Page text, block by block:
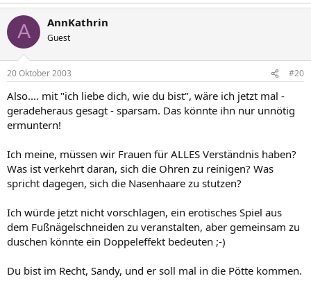
A AnnKathrin
Guest
20 Oktober 2003 #20
Also.... mit "ich liebe dich, wie du bist", wäre ich jetzt mal -
geradeheraus gesagt - sparsam. Das könnte ihn nur unnötig
ermuntern!
Ich meine, müssen wir Frauen für ALLES Verständnis haben?
Was ist verkehrt daran, sich die Ohren zu reinigen? Was
spricht dagegen, sich die Nasenhaare zu stutzen?
Ich würde jetzt nicht vorschlagen, ein erotisches Spiel aus
dem Fußnägelschneiden zu veranstalten, aber gemeinsam zu
duschen könnte ein Doppeleffekt bedeuten ;-)
Du bist im Recht, Sandy, und er soll mal in die Pötte kommen.